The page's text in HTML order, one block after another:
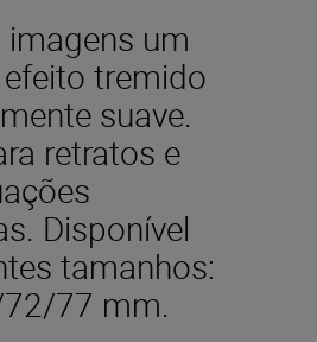
um
tremido
suave.
retratos e
Disponível
tamanhos:
77 mm.